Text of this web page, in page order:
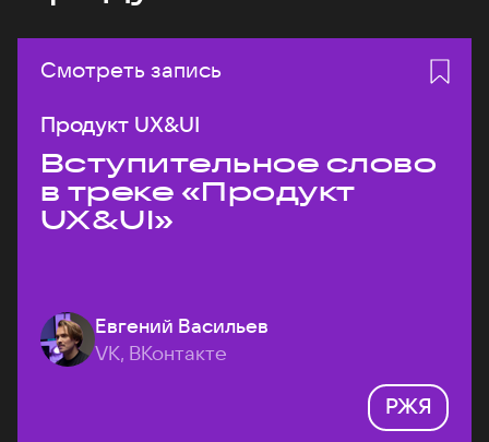
Смотреть запись
Продукт UX&UI
Вступительное слово
в треке «Продукт
UX&UI»
Евгений Васильев
VK, ВКонтакте
РЖЯ